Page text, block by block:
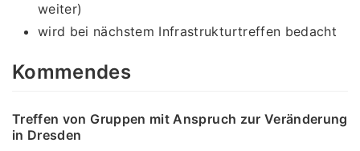
weiter)
wird bei nächstem Infrastrukturtreffen bedacht
Kommendes
Treffen von Gruppen mit Anspruch zur Veränderung
in Dresden